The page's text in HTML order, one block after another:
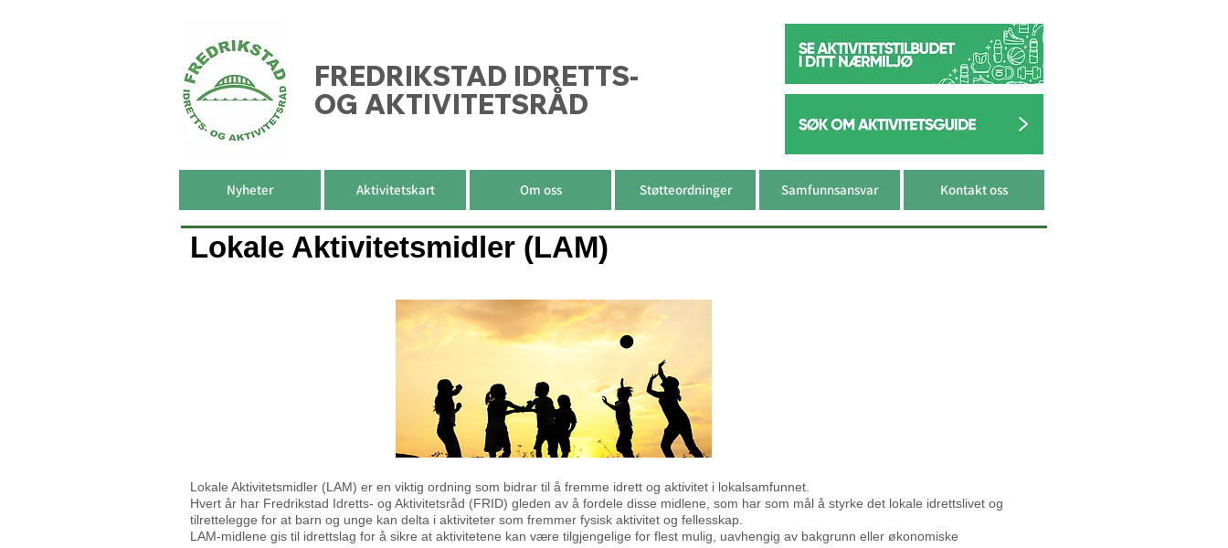
FREDRIKSTAD IDRETTS-
OG AKTIVITETSRÅD
Nyheter Aktivitetskart Om oss Støtteordninger Samfunnsansvar Kontakt oss
Lokale Aktivitetsmidler (LAM)
Lokale Aktivitetsmidler (LAM) er en viktig ordning som bidrar til å fremme idrett og aktivitet i lokalsamfunnet.
Hvert år har Fredrikstad Idretts- og Aktivitetsråd (FRID) gleden av å fordele disse midlene, som har som mål å styrke det lokale idrettslivet og
tilrettelegge for at barn og unge kan delta i aktiviteter som fremmer fysisk aktivitet og fellesskap.
LAM-midlene gis til idrettslag for å sikre at aktivitetene kan være tilgjengelige for flest mulig, uavhengig av bakgrunn eller økonomiske